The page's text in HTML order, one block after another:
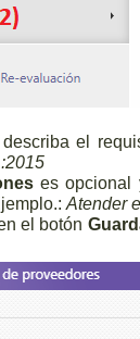
describa el
es opcional
Atender
el botón